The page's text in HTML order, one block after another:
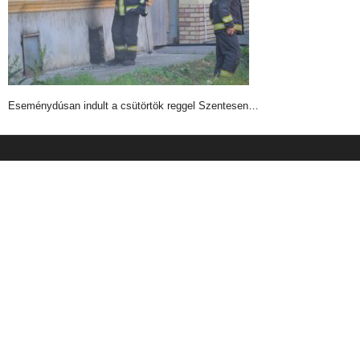
Eseménydúsan indult a csütörtök reggel Szentesen…